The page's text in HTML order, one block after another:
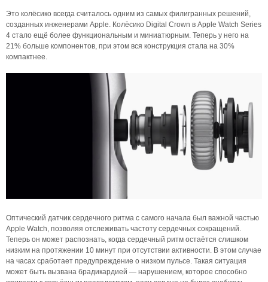
Это колёсико всегда считалось одним из самых филигранных решений,
созданных инженерами Apple. Колёсико Digital Crown в Apple Watch Series
4 стало ещё более функциональным и миниатюрным. Теперь у него на
21% больше компонентов, при этом вся конструкция стала на 30%
компактнее.
Оптический датчик сердечного ритма с самого начала был важной частью
Apple Watch, позволяя отслеживать частоту сердечных сокращений.
Теперь он может распознать, когда сердечный ритм остаётся слишком
низким на протяжении 10 минут при отсутствии активности. В этом случае
на часах сработает предупреждение о низком пульсе. Такая ситуация
может быть вызвана брадикардией — нарушением, которое способно